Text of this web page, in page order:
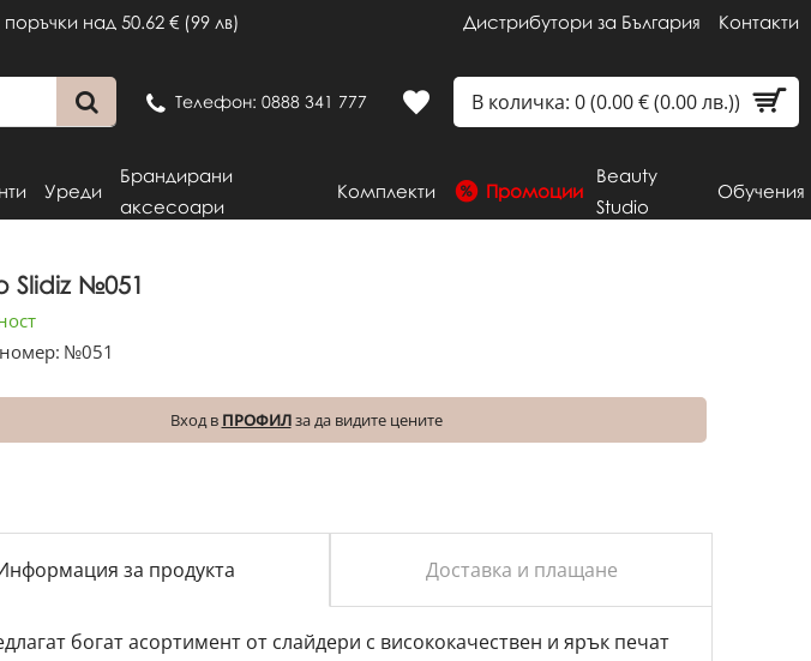
над 50.62 € (99 лв) Дистрибутори за България Контакти
Телефон: 0888 341 777 В количка: 0 (0.00 € (0.00 лв.))
Уреди
Брандирани
аксесоари
Комплекти Промоции
Beauty
Studio
Обучения
Slidiz №051
№051
Вход в ПРОФИЛза да видите цените
за продукта Доставка и плащане
богат асортимент от слайдери с висококачествен и ярък печат